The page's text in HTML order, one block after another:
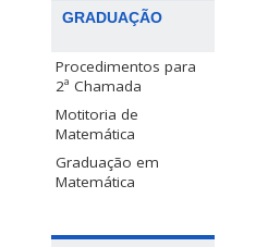
GRADUAÇÃO
Procedimentos para
2ª Chamada
Motitoria de
Matemática
Graduação em
Matemática